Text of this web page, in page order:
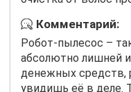
Комментарий:
Робот-пылесос –
абсолютно лишней
денежных средств,
увидишь её в деле.